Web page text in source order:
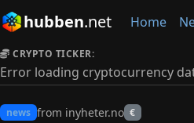
hubben.net Home
CRYPTO TICKER:
Error loading cryptocurrency
news from inyheter.no €